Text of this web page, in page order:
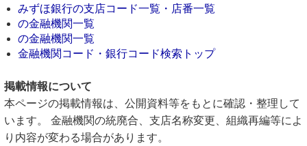
みずほ銀行の支店コード一覧・店番一覧
の金融機関一覧
の金融機関一覧
金融機関コード・銀行コード検索トップ
掲載情報について
本ページの掲載情報は、公開資料等をもとに確認・整理して
います。 金融機関の統廃合、支店名称変更、組織再編等によ
り内容が変わる場合があります。